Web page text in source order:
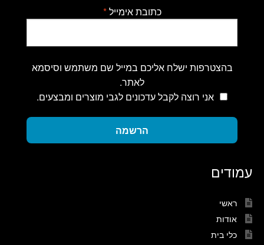
כתובת אימייל*
בהצטרפות ישלח אליכם במייל שם משתמש וסיסמא
לאתר.
אני רוצה לקבל עדכונים לגבי מוצרים ומבצעים.
הרשמה
עמודים
ראשי
אודות
כלי בית